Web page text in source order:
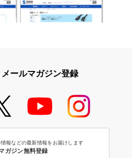
メールマガジン登録
報などの最新情報をお届けします
ガジン無料登録